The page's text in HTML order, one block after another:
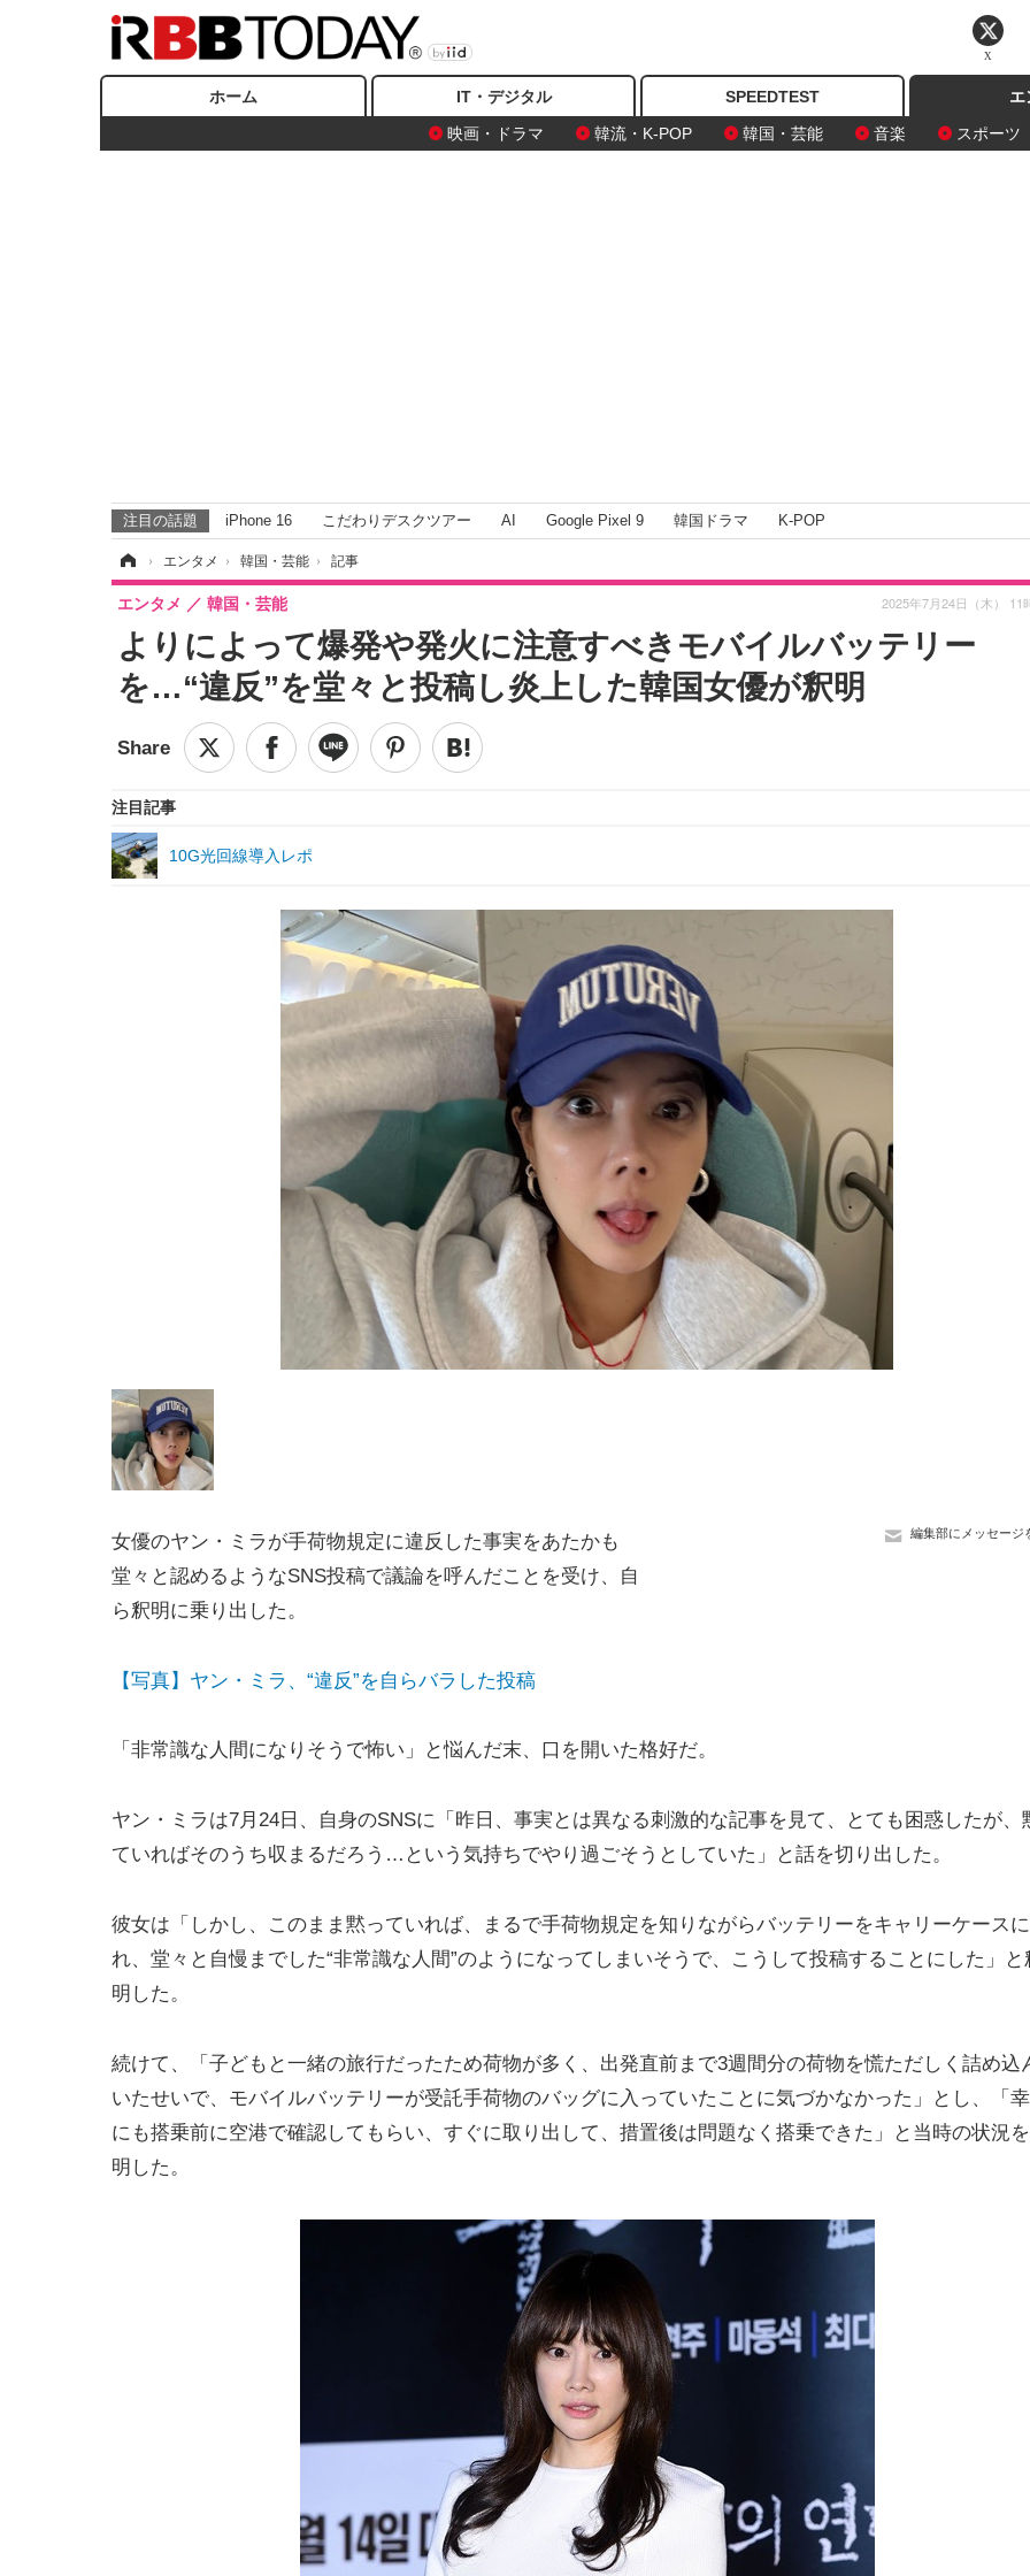
ホーム IT・デジタル SPEEDTEST
エ
映画・ドラマ
韓流・K-POP 韓国・芸能 音楽 スポーツ
注目の話題 iPhone 16 こだわりデスクツアー AI Google Pixel 9 韓国ドラマ K-POP
› エンタメ › 韓国・芸能 › 記事
よりによって爆発や発火に注意すべきモバイルバッテリー
を…“違反”を堂々と投稿し炎上した韓国女優が釈明
エンタメ 韓国・芸能 2025年7月24日（木） 11
注目記事
10G光回線導入レポ
編集部にメッセージ
女優のヤン・ミラが手荷物規定に違反した事実をあたかも
堂々と認めるようなSNS投稿で議論を呼んだことを受け、自
ら釈明に乗り出した。
【写真】ヤン・ミラ、“違反”を自らバラした投稿
「非常識な人間になりそうで怖い」と悩んだ末、口を開いた格好だ。
ヤン・ミラは7月24日、自身のSNSに「昨日、事実とは異なる刺激的な記事を見て、とても困惑したが、
ていればそのうち収まるだろう…という気持ちでやり過ごそうとしていた」と話を切り出した。
彼女は「しかし、このまま黙っていれば、まるで手荷物規定を知りながらバッテリーをキャリーケース
れ、堂々と自慢までした“非常識な人間”のようになってしまいそうで、こうして投稿することにした」と
明した。
続けて、「子どもと一緒の旅行だったため荷物が多く、出発直前まで3週間分の荷物を慌ただしく詰め込
いたせいで、モバイルバッテリーが受託手荷物のバッグに入っていたことに気づかなかった」とし、「
にも搭乗前に空港で確認してもらい、すぐに取り出して、措置後は問題なく搭乗できた」と当時の状況
明した。
X